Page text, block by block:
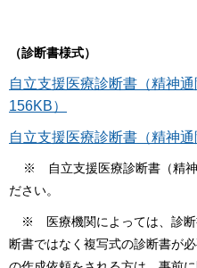
（診断書様式）
自立支援医療診断書（精神
156KB）
自立支援医療診断書（精神
※ 自立支援医療診断書（精神
ださい。
※ 医療機関によっては、診断
断書ではなく複写式の診断書が